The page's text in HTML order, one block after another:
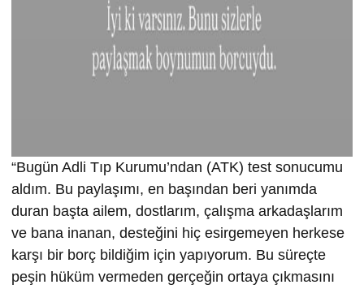
“Bugün Adli Tıp Kurumu’ndan (ATK) test sonucumu
aldım. Bu paylaşımı, en başından beri yanımda
duran başta ailem, dostlarım, çalışma arkadaşlarım
ve bana inanan, desteğini hiç esirgemeyen herkese
karşı bir borç bildiğim için yapıyorum. Bu süreçte
peşin hüküm vermeden gerçeğin ortaya çıkmasını